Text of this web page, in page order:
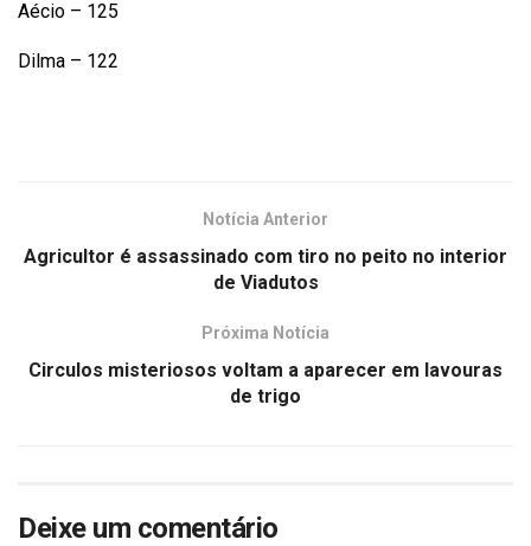
Aécio – 125
Dilma – 122
Notícia Anterior
Agricultor é assassinado com tiro no peito no interior
de Viadutos
Próxima Notícia
Circulos misteriosos voltam a aparecer em lavouras
de trigo
Deixe um comentário